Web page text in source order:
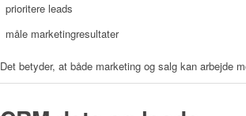
prioritere leads
måle marketingresultater
Det betyder, at både marketing og salg kan arbejde